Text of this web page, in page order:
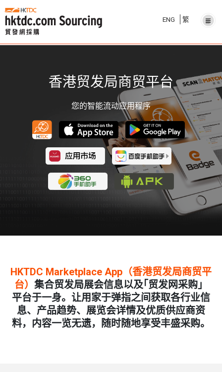
ENG 繁
香港贸发局商贸平台
您的智能流动应用程序
HKTDC Marketplace App（香港贸发局商贸平
台） 集合贸发局展会信息以及｢贸发网采购」
平台于一身。让用家于弹指之间获取各行业信
息、产品趋势、展览会详情及优质供应商资
料，内容一览无遗，随时随地享受丰盛采购。